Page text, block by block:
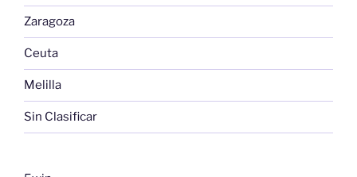
Zaragoza
Ceuta
Melilla
Sin Clasificar